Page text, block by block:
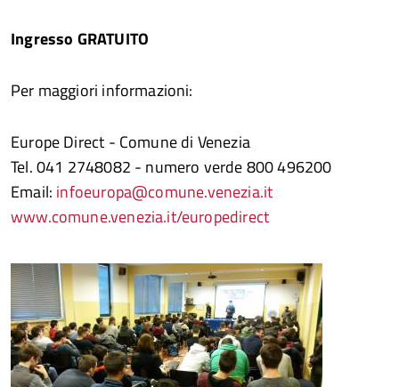
Ingresso GRATUITO
Per maggiori informazioni:
Europe Direct - Comune di Venezia
Tel. 041 2748082 - numero verde 800 496200
Email: infoeuropa@comune.venezia.it
www.comune.venezia.it/europedirect